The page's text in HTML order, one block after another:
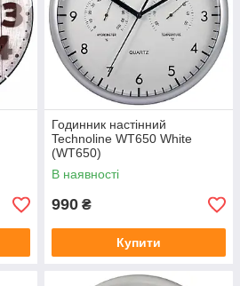
Годинник настінний
Technoline WT650 White
(WT650)
В наявності
990 ₴
Купити